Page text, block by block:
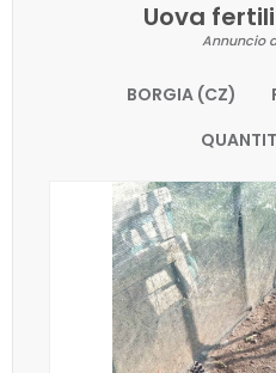
Uova
Annuncio
BORGIA (CZ)